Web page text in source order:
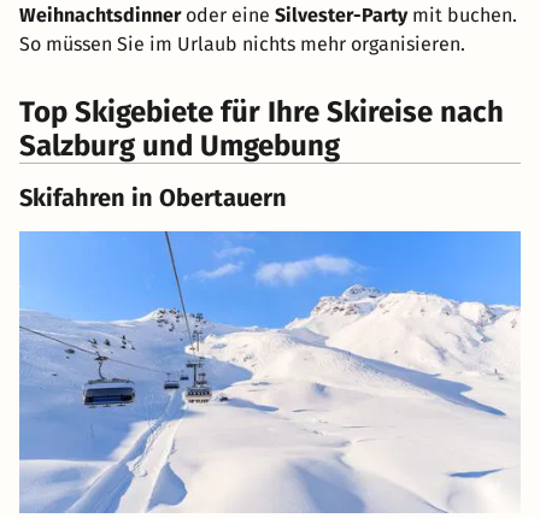
Weihnachtsdinneroder eine Silvester-Partymit buchen.
So müssen Sie im Urlaub nichts mehr organisieren.
Top Skigebiete für Ihre Skireise nach
Salzburg und Umgebung
Skifahren in Obertauern